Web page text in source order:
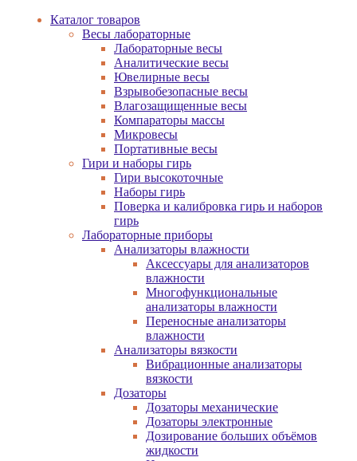
Каталог товаров
Весы лабораторные
Лабораторные весы
Аналитические весы
Ювелирные весы
Взрывобезопасные весы
Влагозащищенные весы
Компараторы массы
Микровесы
Портативные весы
Гири и наборы гирь
Гири высокоточные
Наборы гирь
Поверка и калибровка гирь и наборов
гирь
Лабораторные приборы
Анализаторы влажности
Аксессуары для анализаторов
влажности
Многофункциональные
анализаторы влажности
Переносные анализаторы
влажности
Анализаторы вязкости
Вибрационные анализаторы
вязкости
Дозаторы
Дозаторы механические
Дозаторы электронные
Дозирование больших объёмов
жидкости